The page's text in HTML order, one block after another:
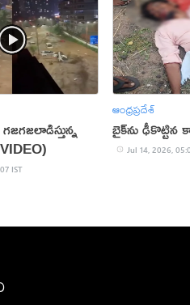
IST
ఆంధ్రప్రదేశ్
బైక్‌ను ఢీకొట్టిన
Jul 14, 2026,